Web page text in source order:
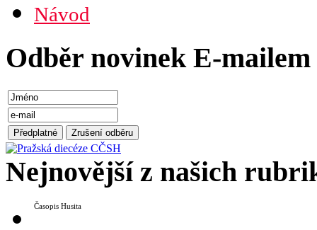
Návod
Odběr novinek E-mailem
Nejnovější z našich
Časopis Husita